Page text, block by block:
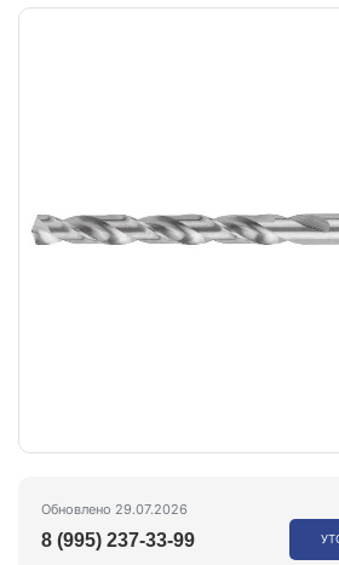
Обновлено 29.07.2026
8 (995) 237-33-99